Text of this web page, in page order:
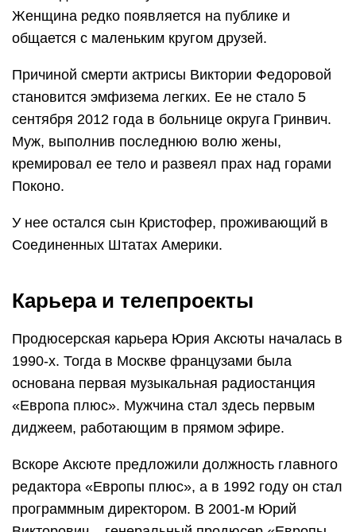
Женщина редко появляется на публике и
общается с маленьким кругом друзей.
Причиной смерти актрисы Виктории Федоровой
становится эмфизема легких. Ее не стало 5
сентября 2012 года в больнице округа Гринвич.
Муж, выполнив последнюю волю жены,
кремировал ее тело и развеял прах над горами
Поконо.
У нее остался сын Кристофер, проживающий в
Соединенных Штатах Америки.
Карьера и телепроекты
Продюсерская карьера Юрия Аксюты началась в
1990-х. Тогда в Москве французами была
основана первая музыкальная радиостанция
«Европа плюс». Мужчина стал здесь первым
диджеем, работающим в прямом эфире.
Вскоре Аксюте предложили должность главного
редактора «Европы плюс», а в 1992 году он стал
программным директором. В 2001-м Юрий